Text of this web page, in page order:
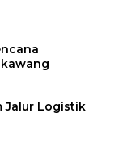
Jalur Logistik